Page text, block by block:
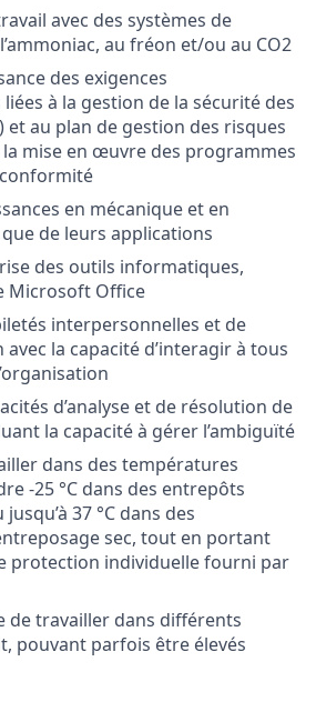
avec des systèmes de
au fréon et/ou au CO2
des exigences
à la gestion de la sécurité des
et au plan de gestion des risques
la mise en œuvre des programmes
en mécanique et en
de leurs applications
des outils informatiques,
Microsoft Office
interpersonnelles et de
la capacité d’interagir à tous
d’analyse et de résolution de
la capacité à gérer l’ambiguïté
dans des températures
-25 °C dans des entrepôts
37 °C dans des
sec, tout en portant
protection individuelle fourni par
de travailler dans différents
pouvant parfois être élevés